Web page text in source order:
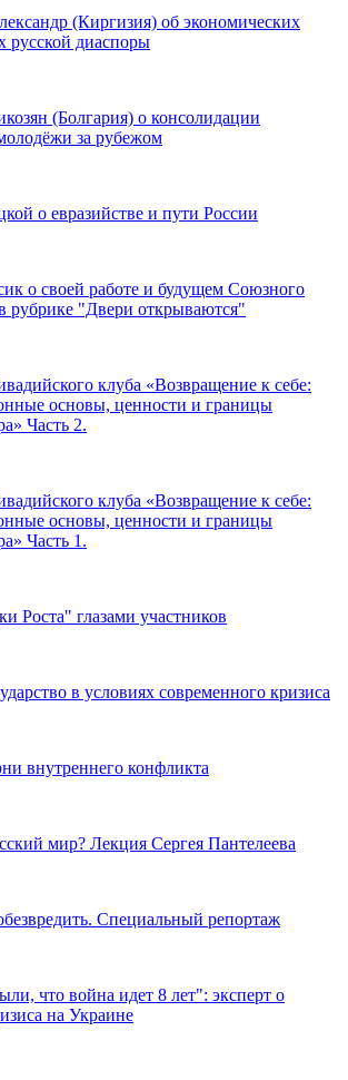
(Киргизия) об экономических
русской диаспоры
(Болгария) о консолидации
за рубежом
о евразийстве и пути России
о своей работе и будущем Союзного
в рубрике "Двери открываются"
клуба «Возвращение к себе:
основы, ценности и границы
Часть 2.
клуба «Возвращение к себе:
основы, ценности и границы
Часть 1.
Роста" глазами участников
в условиях современного кризиса
внутреннего конфликта
мир? Лекция Сергея Пантелеева
Специальный репортаж
что война идет 8 лет": эксперт о
на Украине